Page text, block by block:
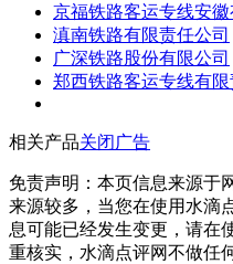
京福铁路客运专线安徽
滇南铁路有限责任公司
广深铁路股份有限公司
郑西铁路客运专线有限
相关产品关闭广告
免责声明：本页信息来源于
来源较多，当您在使用水滴
息可能已经发生变更，请在
重核实，水滴点评网不做任